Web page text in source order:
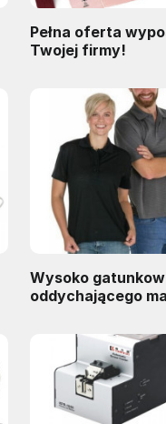
Pełna oferta
Twojej firmy!
Wysoko
oddychającego